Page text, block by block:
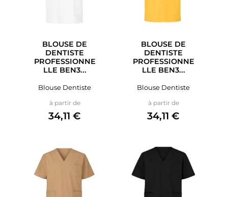
BLOUSE DE
DENTISTE
PROFESSIONNE
LLE BEN3...
Blouse Dentiste
à partir dePrix
34,11 €
BLOUSE DE
DENTISTE
PROFESSIONNE
LLE BEN3...
Blouse Dentiste
à partir dePrix
34,11 €